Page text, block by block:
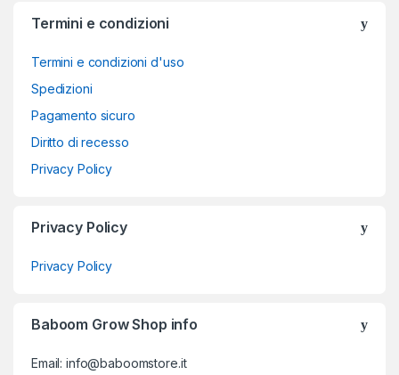
Termini e condizioni
Termini e condizioni d'uso
Spedizioni
Pagamento sicuro
Diritto di recesso
Privacy Policy
Privacy Policy
Privacy Policy
Baboom Grow Shop info
Email: info@baboomstore.it